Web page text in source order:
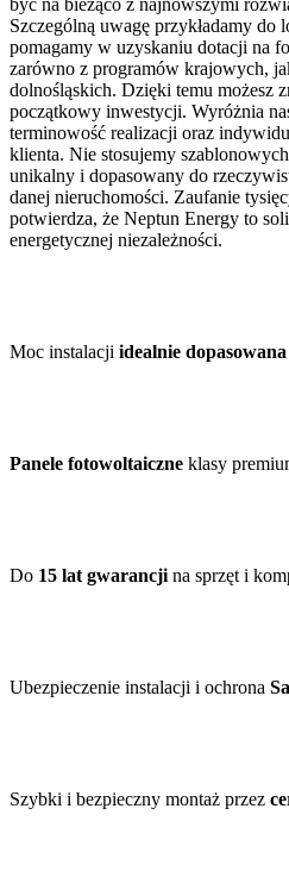
Szczególną uwagę przykładamy do
pomagamy w uzyskaniu dotacji na
zarówno z programów krajowych,
dolnośląskich. Dzięki temu możesz
początkowy inwestycji. Wyróżnia
terminowość realizacji oraz
klienta. Nie stosujemy
unikalny i dopasowany do
danej nieruchomości. Zaufanie
potwierdza, że Neptun Energy to
energetycznej niezależności.
Moc instalacji idealnie dopasowana
Panele fotowoltaiczne klasy
Do 15 lat gwarancji na sprzęt i
Ubezpieczenie instalacji i ochrona
Szybki i bezpieczny montaż przez